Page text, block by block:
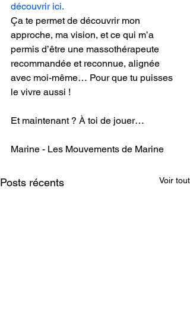
découvrir ici.
Ça te permet de découvrir mon
approche, ma vision, et ce qui m’a
permis d’être une massothérapeute
recommandée et reconnue, alignée
avec moi-même… Pour que tu puisses
le vivre aussi !
Et maintenant ? À toi de jouer…
Marine - Les Mouvements de Marine
Posts récents Voir tout